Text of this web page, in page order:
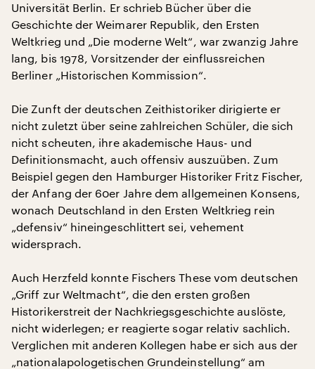
Universität Berlin. Er schrieb Bücher über die
Geschichte der Weimarer Republik, den Ersten
Weltkrieg und „Die moderne Welt“, war zwanzig Jahre
lang, bis 1978, Vorsitzender der einflussreichen
Berliner „Historischen Kommission“.
Die Zunft der deutschen Zeithistoriker dirigierte er
nicht zuletzt über seine zahlreichen Schüler, die sich
nicht scheuten, ihre akademische Haus- und
Definitionsmacht, auch offensiv auszuüben. Zum
Beispiel gegen den Hamburger Historiker Fritz Fischer,
der Anfang der 60er Jahre dem allgemeinen Konsens,
wonach Deutschland in den Ersten Weltkrieg rein
„defensiv“ hineingeschlittert sei, vehement
widersprach.
Auch Herzfeld konnte Fischers These vom deutschen
„Griff zur Weltmacht“, die den ersten großen
Historikerstreit der Nachkriegsgeschichte auslöste,
nicht widerlegen; er reagierte sogar relativ sachlich.
Verglichen mit anderen Kollegen habe er sich aus der
„nationalapologetischen Grundeinstellung“ am